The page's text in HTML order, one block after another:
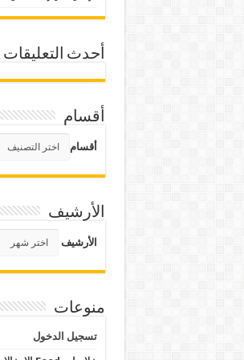
أحدث التعليقات
أقسام
أقسام
الأرشيف
الأرشيف
منوعات
تسجيل الدخول